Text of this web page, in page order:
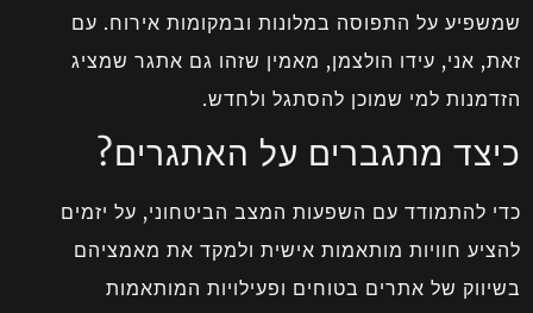
שמשפיע על התפוסה במלונות ובמקומות אירוח. עם
זאת, אני, עידו הולצמן, מאמין שזהו גם אתגר שמציג
הזדמנות למי שמוכן להסתגל ולחדש.
כיצד מתגברים על האתגרים?
כדי להתמודד עם השפעות המצב הביטחוני, על יזמים
להציע חוויות מותאמות אישית ולמקד את מאמציהם
בשיווק של אתרים בטוחים ופעילויות המותאמות